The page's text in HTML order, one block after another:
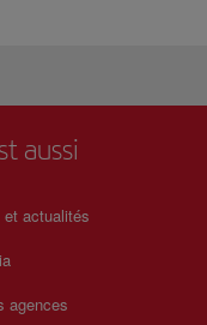
aussi
et actualités
agences